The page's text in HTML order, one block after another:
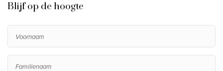
Blijf op de hoogte